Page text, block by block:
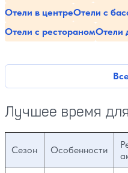
Отели в центреОтели с
Отели с рестораномОтели
Лучшее время
Сезон Особенности